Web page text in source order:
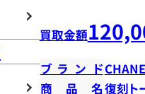
買取金額
ブランド
商品名復刻ト